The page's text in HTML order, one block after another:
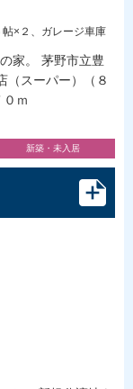
×２、ガレージ車庫
家。 茅野市立豊
（スーパー）（８
ｍ
新築・未入居